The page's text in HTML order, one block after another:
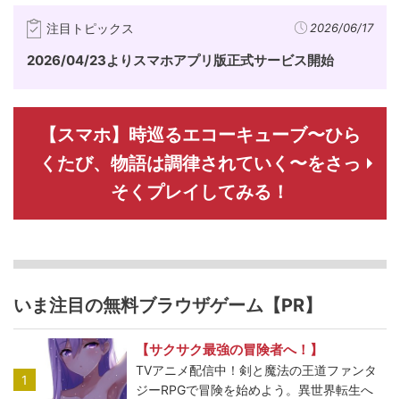
注目トピックス 2026/06/17
2026/04/23よりスマホアプリ版正式サービス開始
【スマホ】時巡るエコーキューブ〜ひら
くたび、物語は調律されていく〜をさっ
そくプレイしてみる！
いま注目の無料ブラウザゲーム【PR】
1
【サクサク最強の冒険者へ！】
TVアニメ配信中！剣と魔法の王道ファンタ
ジーRPGで冒険を始めよう。異世界転生へ